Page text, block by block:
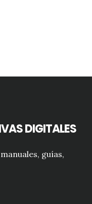
DIGITALES
guías,